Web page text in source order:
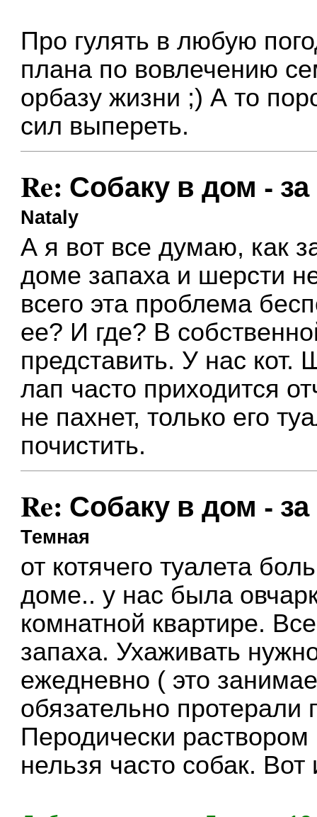
Про гулять в любую
плана по вовлечению
орбазу жизни ;) А то
сил выпереть.
Re: Собаку в дом -
Nataly
А я вот все думаю, как
доме запаха и шерсти
всего эта проблема
ее? И где? В
представить. У нас кот.
лап часто приходится
не пахнет, только его
почистить.
Re: Собаку в дом -
Темная
от котячего туалета
доме.. у нас была
комнатной квартире.
запаха. Ухаживать
ежедневно ( это
обязательно
Перодически
нельзя часто собак.